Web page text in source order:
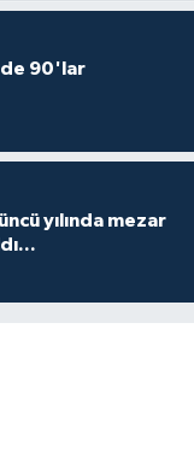
90'lar
yılında mezar